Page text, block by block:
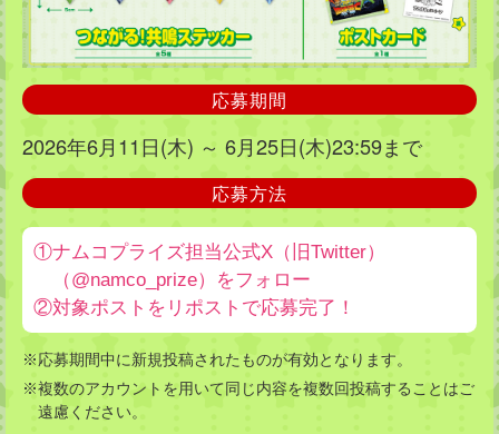
応募期間
2026年6月11日(木) ～ 6月25日(木)23:59まで
応募方法
①ナムコプライズ担当公式X（旧Twitter）
（@namco_prize）をフォロー
②対象ポストをリポストで応募完了！
※応募期間中に新規投稿されたものが有効となります。
※複数のアカウントを用いて同じ内容を複数回投稿することはご
遠慮ください。